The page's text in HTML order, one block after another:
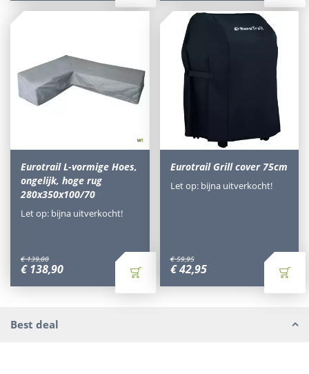
Eurotrail L-vormige Hoes,
ongelijk, hoge rug
280x350x100/70
€ 139,00
€ 138,90
Let op: bijna uitverkocht!
Eurotrail Grill cover 75cm
€ 59,95
€ 42,95
Let op: bijna uitverkocht!
Best deal